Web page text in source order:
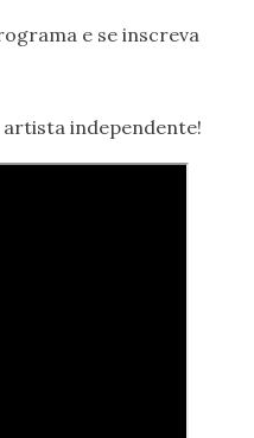
e se inscreva
independente!